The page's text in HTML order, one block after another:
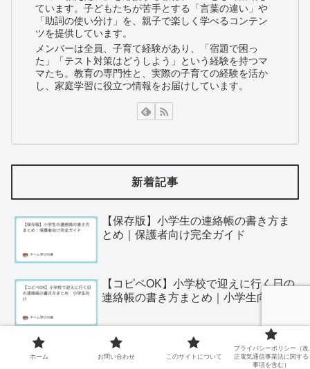
ています。子どもたちが苦手とする「言葉の違い」や
「助詞の使い分け」を、親子で楽しく学べるコンテン
ツを提供しています。
メンバーは全員、子育て経験があり、「宿題で困っ
た」「テスト対策はどうしよう」という経験を持つマ
マたち。教育の専門性と、実際の子育ての経験を活か
し、家庭学習に役立つ情報をお届けしています。
新着記事
【保存版】小学生の連絡帳の書き方ま
とめ｜保護者向け完全ガイド
【コピペOK】小学校で迎えに行く日の
連絡帳の書き方まとめ｜小学生向け
【コピペOK】怪我で体育見学する日の
連絡帳文例まとめ｜小学生向け
ホーム お問い合わせ このサイトについて
プライバシーポリシー（改
正電気通信事業法に関する
事項を含む）